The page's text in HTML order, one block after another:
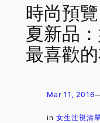
時尚預
夏新品
最喜歡
Mar 11, 2016
in 女生注視清